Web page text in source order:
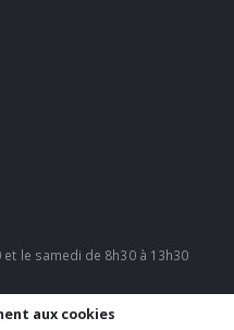
le samedi de 8h30 à 13h30
aux cookies